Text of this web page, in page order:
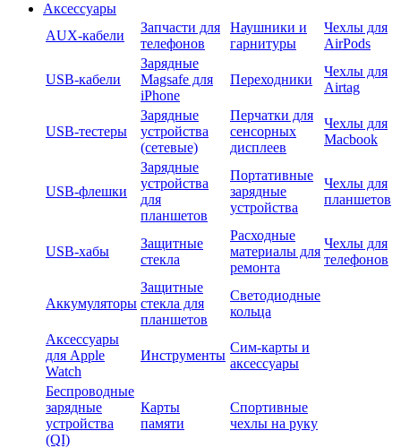
Аксессуары
AUX-кабели
Запчасти для
телефонов
Наушники и
гарнитуры
Чехлы для
AirPods
USB-кабели
Зарядные
Magsafe для
iPhone
Переходники
Чехлы для
Airtag
USB-тестеры
Зарядные
устройства
(сетевые)
Перчатки для
сенсорных
дисплеев
Чехлы для
Macbook
USB-флешки
Зарядные
устройства
для
планшетов
Портативные
зарядные
устройства
Чехлы для
планшетов
USB-хабы
Защитные
стекла
Расходные
материалы для
ремонта
Чехлы для
телефонов
Аккумуляторы
Защитные
стекла для
планшетов
Светодиодные
кольца
Аксессуары
для Apple
Watch
Инструменты
Сим-карты и
аксессуары
Беспроводные
зарядные
устройства
(QI)
Карты
памяти
Спортивные
чехлы на руку